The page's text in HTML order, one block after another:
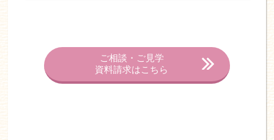
ご相談・ご見学
資料請求はこちら